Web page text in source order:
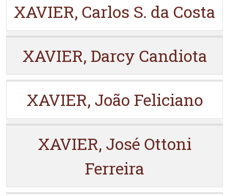
XAVIER, Carlos S. da Costa
XAVIER, Darcy Candiota
XAVIER, João Feliciano
XAVIER, José Ottoni
Ferreira